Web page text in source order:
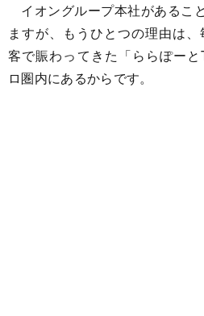
イオングループ本社があるこ
ますが、もうひとつの理由は
客で賑わってきた「ららぽー
ロ圏内にあるからです。